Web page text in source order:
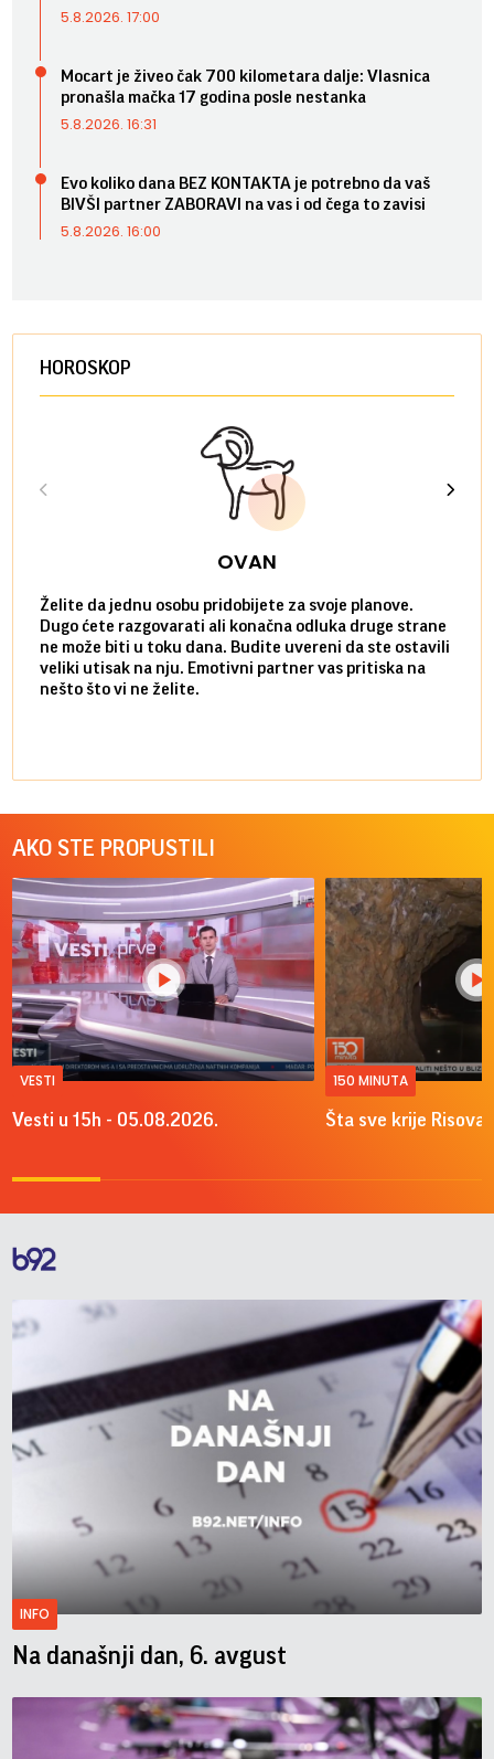
5.8.2026. 17:00
Mocart je živeo čak 700 kilometara dalje: Vlasnica
pronašla mačka 17 godina posle nestanka
5.8.2026. 16:31
Evo koliko dana BEZ KONTAKTA je potrebno da vaš
BIVŠI partner ZABORAVI na vas i od čega to zavisi
5.8.2026. 16:00
HOROSKOP
OVAN
Želite da jednu osobu pridobijete za svoje planove.
Dugo ćete razgovarati ali konačna odluka druge strane
ne može biti u toku dana. Budite uvereni da ste ostavili
veliki utisak na nju. Emotivni partner vas pritiska na
nešto što vi ne želite.
AKO STE PROPUSTILI
VESTI
Vesti u 15h - 05.08.2026.
150 MINUTA
Šta sve krije
INFO
Na današnji dan, 6. avgust